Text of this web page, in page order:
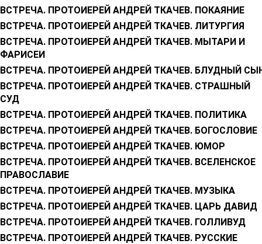
ВСТРЕЧА. ПРОТОИЕРЕЙ АНДРЕЙ ТКАЧЕВ. ПОКАЯНИЕ
ВСТРЕЧА. ПРОТОИЕРЕЙ АНДРЕЙ ТКАЧЕВ. ЛИТУРГИЯ
ВСТРЕЧА. ПРОТОИЕРЕЙ АНДРЕЙ ТКАЧЕВ. МЫТАРИ И
ФАРИСЕИ
ВСТРЕЧА. ПРОТОИЕРЕЙ АНДРЕЙ ТКАЧЕВ. БЛУДНЫЙ
ВСТРЕЧА. ПРОТОИЕРЕЙ АНДРЕЙ ТКАЧЕВ. СТРАШНЫЙ
СУД
ВСТРЕЧА. ПРОТОИЕРЕЙ АНДРЕЙ ТКАЧЕВ. ПОЛИТИКА
ВСТРЕЧА. ПРОТОИЕРЕЙ АНДРЕЙ ТКАЧЕВ. БОГОСЛОВИЕ
ВСТРЕЧА. ПРОТОИЕРЕЙ АНДРЕЙ ТКАЧЕВ. ЮМОР
ВСТРЕЧА. ПРОТОИЕРЕЙ АНДРЕЙ ТКАЧЕВ. ВСЕЛЕНСКОЕ
ПРАВОСЛАВИЕ
ВСТРЕЧА. ПРОТОИЕРЕЙ АНДРЕЙ ТКАЧЕВ. МУЗЫКА
ВСТРЕЧА. ПРОТОИЕРЕЙ АНДРЕЙ ТКАЧЕВ. ЦАРЬ ДАВИД
ВСТРЕЧА. ПРОТОИЕРЕЙ АНДРЕЙ ТКАЧЕВ. ГОЛЛИВУД
ВСТРЕЧА. ПРОТОИЕРЕЙ АНДРЕЙ ТКАЧЕВ. РУССКИЕ